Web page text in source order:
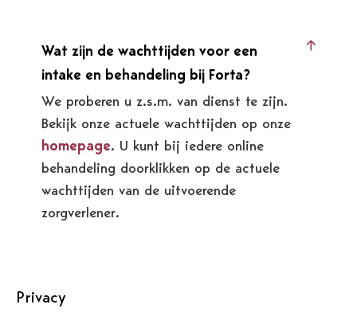
Wat zijn de wachttijden voor een
intake en behandeling bij Forta?
We proberen u z.s.m. van dienst te zijn.
Bekijk onze actuele wachttijden op onze
homepage. U kunt bij iedere online
behandeling doorklikken op de actuele
wachttijden van de uitvoerende
zorgverlener.
Privacy